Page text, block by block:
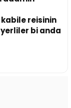
reisinin
bi anda